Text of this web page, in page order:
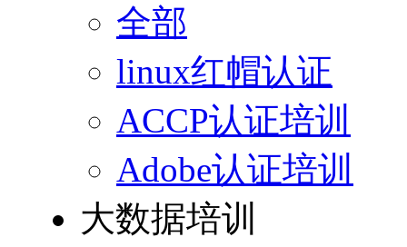
全部
linux红帽认证
ACCP认证培训
Adobe认证培训
大数据培训